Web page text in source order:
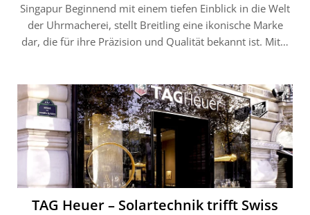
Singapur Beginnend mit einem tiefen Einblick in die Welt
der Uhrmacherei, stellt Breitling eine ikonische Marke
dar, die für ihre Präzision und Qualität bekannt ist. Mit…
TAG Heuer – Solartechnik trifft Swiss